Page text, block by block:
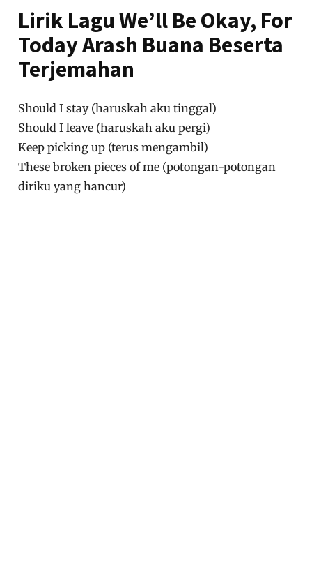
Lirik Lagu We’ll Be Okay, For
Today Arash Buana Beserta
Terjemahan
Should I stay (haruskah aku tinggal)
Should I leave (haruskah aku pergi)
Keep picking up (terus mengambil)
These broken pieces of me (potongan-potongan
diriku yang hancur)